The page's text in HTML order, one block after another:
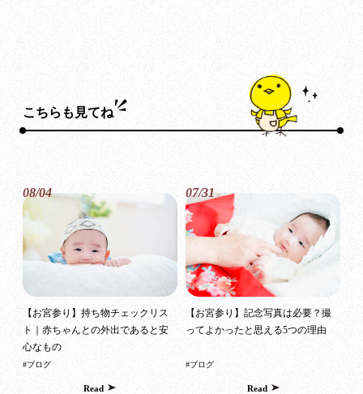
こちらも見てね
08/04
【お宮参り】持ち物チェックリス
ト｜赤ちゃんとの外出であると安
心なもの
#ブログ
Read
07/31
【お宮参り】記念写真は必要？撮
ってよかったと思える5つの理由
#ブログ
Read